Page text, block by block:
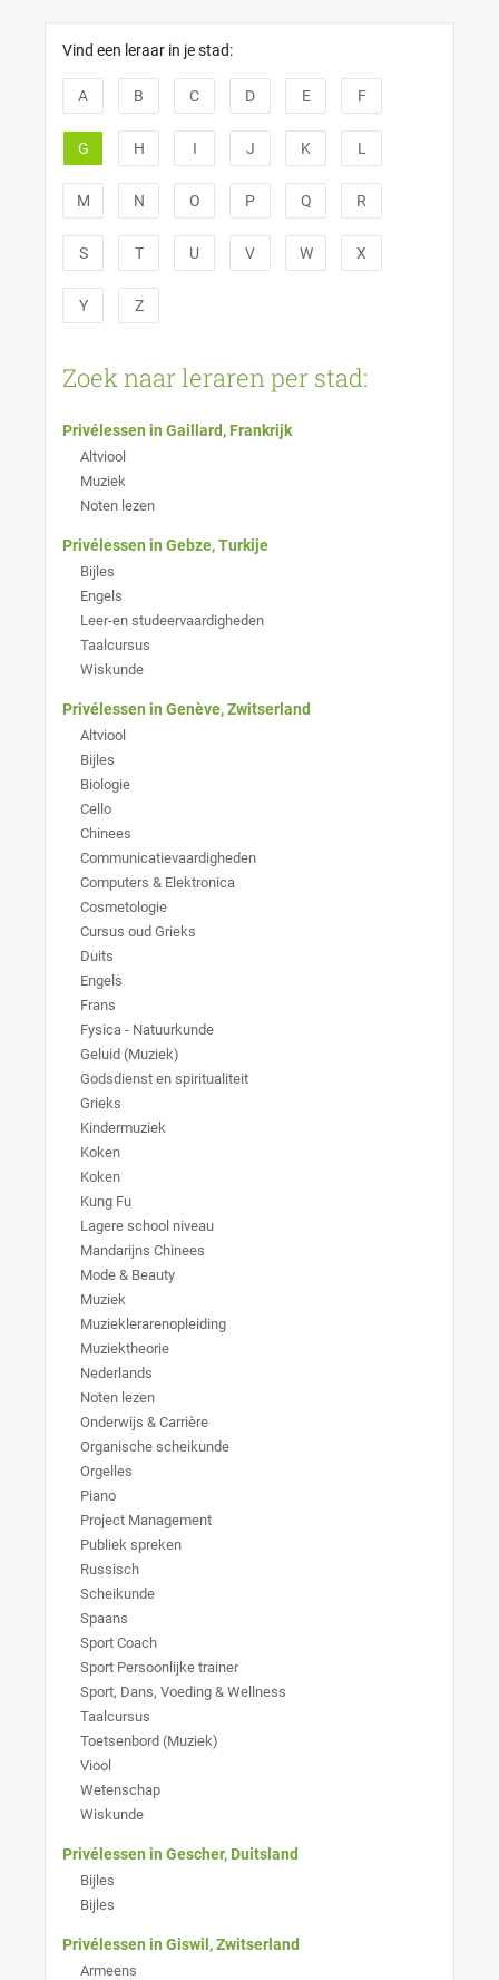
Vind een leraar in je stad:
A B C D E F
G H I J K L
M N O P Q R
S T U V W X
Y Z
Zoek naar leraren per stad:
Privélessen in Gaillard, Frankrijk
Altviool
Muziek
Noten lezen
Privélessen in Gebze, Turkije
Bijles
Engels
Leer-en studeervaardigheden
Taalcursus
Wiskunde
Privélessen in Genève, Zwitserland
Altviool
Bijles
Biologie
Cello
Chinees
Communicatievaardigheden
Computers & Elektronica
Cosmetologie
Cursus oud Grieks
Duits
Engels
Frans
Fysica - Natuurkunde
Geluid (Muziek)
Godsdienst en spiritualiteit
Grieks
Kindermuziek
Koken
Koken
Kung Fu
Lagere school niveau
Mandarijns Chinees
Mode & Beauty
Muziek
Muzieklerarenopleiding
Muziektheorie
Nederlands
Noten lezen
Onderwijs & Carrière
Organische scheikunde
Orgelles
Piano
Project Management
Publiek spreken
Russisch
Scheikunde
Spaans
Sport Coach
Sport Persoonlijke trainer
Sport, Dans, Voeding & Wellness
Taalcursus
Toetsenbord (Muziek)
Viool
Wetenschap
Wiskunde
Privélessen in Gescher, Duitsland
Bijles
Bijles
Privélessen in Giswil, Zwitserland
Armeens